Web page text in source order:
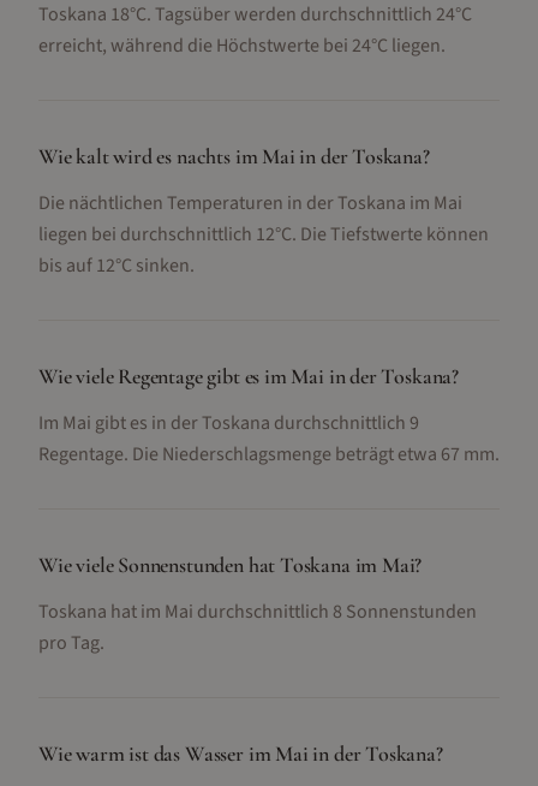
Toskana 18°C. Tagsüber werden durchschnittlich 24°C
erreicht, während die Höchstwerte bei 24°C liegen.
Wie kalt wird es nachts im Mai in der Toskana?
Die nächtlichen Temperaturen in der Toskana im Mai
liegen bei durchschnittlich 12°C. Die Tiefstwerte können
bis auf 12°C sinken.
Wie viele Regentage gibt es im Mai in der Toskana?
Im Mai gibt es in der Toskana durchschnittlich 9
Regentage. Die Niederschlagsmenge beträgt etwa 67 mm.
Wie viele Sonnenstunden hat Toskana im Mai?
Toskana hat im Mai durchschnittlich 8 Sonnenstunden
pro Tag.
Wie warm ist das Wasser im Mai in der Toskana?